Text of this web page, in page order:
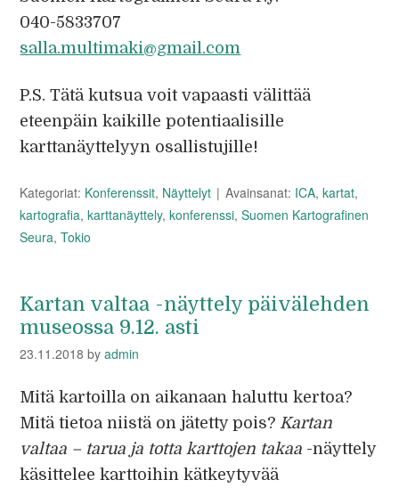
040-5833707
salla.multimaki@gmail.com
P.S. Tätä kutsua voit vapaasti välittää
eteenpäin kaikille potentiaalisille
karttanäyttelyyn osallistujille!
Kategoriat: Konferenssit, Näyttelyt Avainsanat: ICA,kartat,
kartografia,karttanäyttely,konferenssi,Suomen Kartografinen
Seura,Tokio
Kartan valtaa -näyttely päivälehden
museossa 9.12. asti
23.11.2018 byadmin
Mitä kartoilla on aikanaan haluttu kertoa?
Mitä tietoa niistä on jätetty pois? Kartan
valtaa – tarua ja totta karttojen takaa -näyttely
käsittelee karttoihin kätkeytyvää